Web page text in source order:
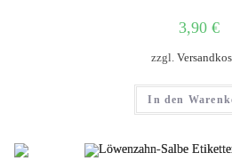
3,90 €
zzgl.
In den